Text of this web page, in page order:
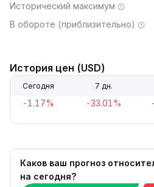
Исторический максимум
В обороте (приблизительно)
История цен (USD)
Сегодня 7 дн.
-1.17% -33.01%
Каков ваш прогноз
на сегодня?